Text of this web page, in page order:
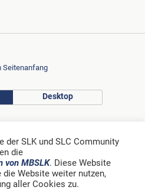
Seitenanfang
Desktop
der SLK und SLC Community
die
von MBSLK. Diese Website
Website weiter nutzen,
aller Cookies zu.